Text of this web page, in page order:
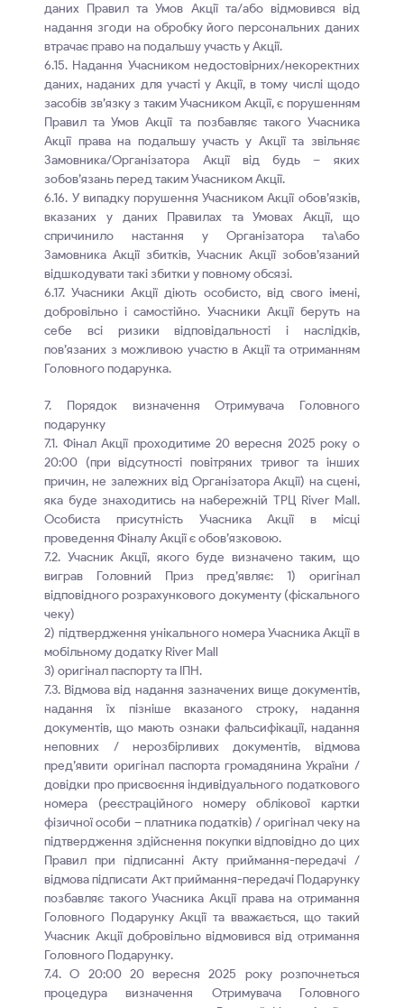
даних Правил та Умов Акції та/або відмовився від
надання згоди на обробку його персональних даних
втрачає право на подальшу участь у Акції.
6.15. Надання Учасником недостовірних/некоректних
даних, наданих для участі у Акції, в тому числі щодо
засобів зв’язку з таким Учасником Акції, є порушенням
Правил та Умов Акції та позбавляє такого Учасника
Акції права на подальшу участь у Акції та звільняє
Замовника/Організатора Акції від будь – яких
зобов’язань перед таким Учасником Акції.
6.16. У випадку порушення Учасником Акції обов’язків,
вказаних у даних Правилах та Умовах Акції, що
спричинило настання у Організатора та\або
Замовника Акції збитків, Учасник Акції зобов’язаний
відшкодувати такі збитки у повному обсязі.
6.17. Учасники Акції діють особисто, від свого імені,
добровільно і самостійно. Учасники Акції беруть на
себе всі ризики відповідальності і наслідків,
пов’язаних з можливою участю в Акції та отриманням
Головного подарунка.
7. Порядок визначення Отримувача Головного
подарунку
7.1. Фінал Акції проходитиме 20 вересня 2025 року о
20:00 (при відсутності повітряних тривог та інших
причин, не залежних від Організатора Акції) на сцені,
яка буде знаходитись на набережній ТРЦ River Mall.
Особиста присутність Учасника Акції в місці
проведення Фіналу Акції є обов’язковою.
7.2. Учасник Акції, якого буде визначено таким, що
виграв Головний Приз пред’являє: 1) оригінал
відповідного розрахункового документу (фіскального
чеку)
2) підтвердження унікального номера Учасника Акції в
мобільному додатку River Mall
3) оригінал паспорту та ІПН.
7.3. Відмова від надання зазначених вище документів,
надання їх пізніше вказаного строку, надання
документів, що мають ознаки фальсифікації, надання
неповних / нерозбірливих документів, відмова
пред’явити оригінал паспорта громадянина України /
довідки про присвоєння індивідуального податкового
номера (реєстраційного номеру облікової картки
фізичної особи – платника податків) / оригінал чеку на
підтвердження здійснення покупки відповідно до цих
Правил при підписанні Акту приймання-передачі /
відмова підписати Акт приймання-передачі Подарунку
позбавляє такого Учасника Акції права на отримання
Головного Подарунку Акції та вважається, що такий
Учасник Акції добровільно відмовився від отримання
Головного Подарунку.
7.4. О 20:00 20 вересня 2025 року розпочнеться
процедура визначення Отримувача Головного